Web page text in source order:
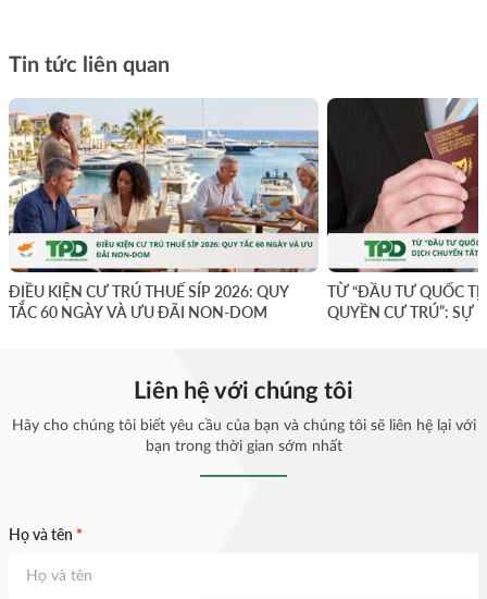
Tin tức liên quan
ĐIỀU KIỆN CƯ TRÚ THUẾ SÍP 2026: QUY
TẮC 60 NGÀY VÀ ƯU ĐÃI NON-DOM
TỪ “ĐẦU TƯ QUỐC
QUYỀN CƯ TRÚ”: SỰ
Liên hệ với chúng tôi
Hãy cho chúng tôi biết yêu cầu của bạn và chúng tôi sẽ liên hệ lại với
bạn trong thời gian sớm nhất
Họ và tên *